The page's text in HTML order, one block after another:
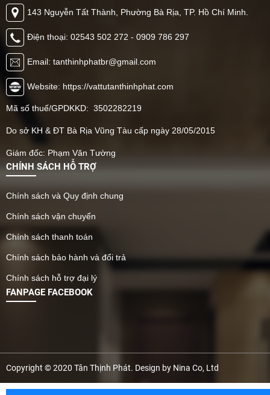
143 Nguyễn Tất Thành, Phường Bà Rịa, TP. Hồ Chí Minh.
Điện thoại: 02543 502 272 - 0909 786 297
Email: tanthinhphatbr@gmail.com
Website: https://vattutanthinhphat.com
Mã số thuế/GPDKKD: 3502282219
Do sở KH & ĐT Bà Rịa Vũng Tàu cấp ngày 28/05/2015
Giám đốc: Phạm Văn Tường
CHÍNH SÁCH HỖ TRỢ
Chính sách và Quy định chung
Chính sách vận chuyển
Chính sách thanh toán
Chính sách bảo hành và đổi trả
Chính sách hỗ trợ đại lý
FANPAGE FACEBOOK
Copyright © 2020 Tân Thịnh Phát. Design by Nina Co, Ltd